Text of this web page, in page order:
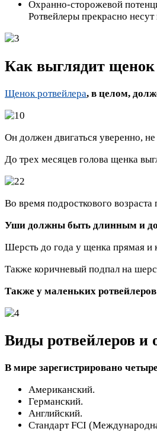
Охранно-сторожевой
Ротвейлеры прекрасно
Как выглядит щенок
Щенок ротвейлера, в целом,
Он должен двигаться уверенно,
До трех месяцев голова щенка
Во время подросткового
Уши должны быть длинным и
Шерсть до года у щенка прямая и
Также коричневый подпал на
Также у маленьких
Виды ротвейлеров и
В мире зарегистрировано
Американский.
Германский.
Английский.
Стандарт FCI